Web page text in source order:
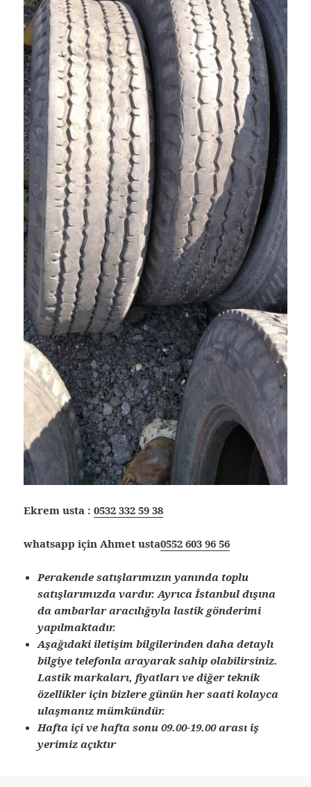
Ekrem usta :0532 332 59 38
whatsapp için Ahmet usta0552 603 96 56
Perakende satışlarımızın yanında toplu
satışlarımızda vardır. Ayrıca İstanbul dışına
da ambarlar aracılığıyla lastik gönderimi
yapılmaktadır.
Aşağıdaki iletişim bilgilerinden daha detaylı
bilgiye telefonla arayarak sahip olabilirsiniz.
Lastik markaları, fiyatları ve diğer teknik
özellikler için bizlere günün her saati kolayca
ulaşmanız mümkündür.
Hafta içi ve hafta sonu 09.00-19.00 arası iş
yerimiz açıktır